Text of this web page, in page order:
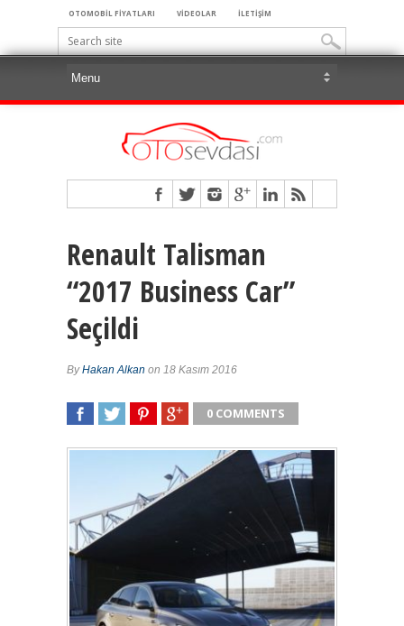
OTOMOBİL FİYATLARI VİDEOLAR İLETİŞİM
Renault Talisman
“2017 Business Car”
Seçildi
ByHakan Alkan on 18 Kasım 2016
0 COMMENTS